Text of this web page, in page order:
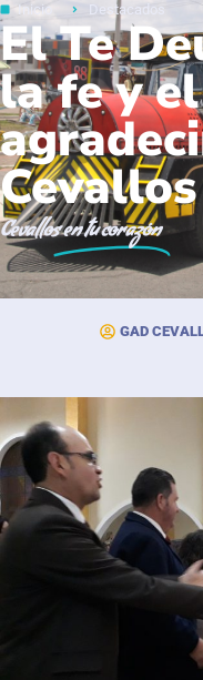
Inicio Destacados
El Te
la fe y el
Cevallos
Cevallosen tu corazón
GAD